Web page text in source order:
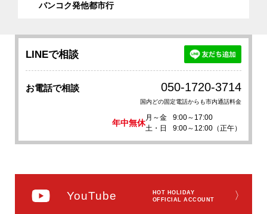
バンコク発他都市行
LINEで相談
お電話で相談 050-1720-3714
国内どの固定電話からも市内通話料金
年中無休
月～金
9:00～17:00
土・日
9:00～12:00（正午）
YouTube
HOT HOLIDAY
OFFICIAL ACCOUNT
〉